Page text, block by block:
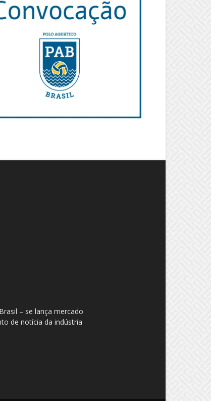
– se lança mercado
de notícia da indústria